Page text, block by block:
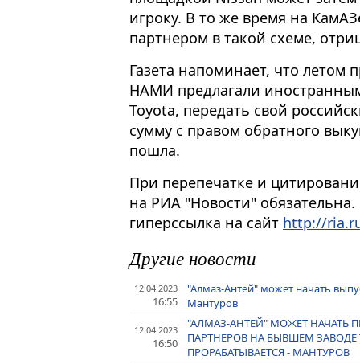
игроку. В то же время на
партнером в такой схеме,
Газета напоминает, что
НАМИ предлагали
Toyota, передать свой
сумму с правом обратного
пошла.
При перепечатке и
на РИА "Новости"
гиперссылка на сайт http://
Другие новости
12.04.2023
16:55
"Алмаз-Антей" может начать
Мантуров
12.04.2023
16:50
"АЛМАЗ-АНТЕЙ" МОЖЕТ НАЧАТЬ
ПАРТНЕРОВ НА БЫВШЕМ ЗАВОДЕ
ПРОРАБАТЫВАЕТСЯ - МАНТУРОВ